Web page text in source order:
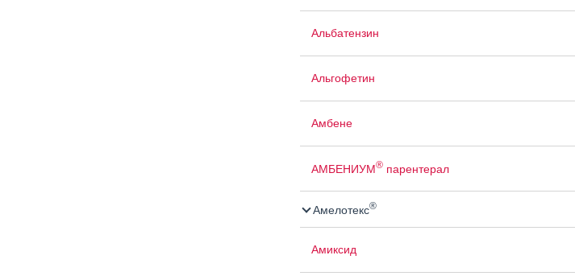
Альбатензин
Альгофетин
Амбене
АМБЕНИУМ®парентерал
Амелотекс®
Амиксид